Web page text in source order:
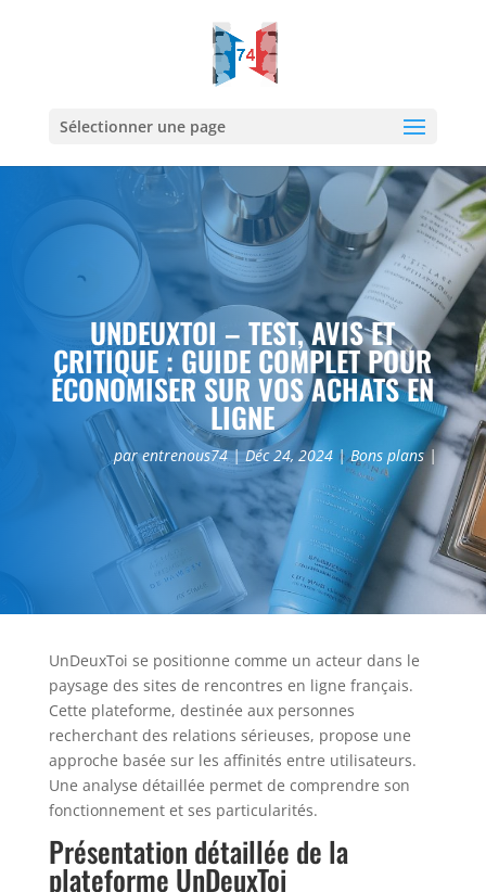
Sélectionner une page
UNDEUXTOI – TEST, AVIS ET
CRITIQUE : GUIDE COMPLET POUR
ÉCONOMISER SUR VOS ACHATS EN
LIGNE
parentrenous74 Déc 24, 2024 Bons plans
UnDeuxToi se positionne comme un acteur dans le
paysage des sites de rencontres en ligne français.
Cette plateforme, destinée aux personnes
recherchant des relations sérieuses, propose une
approche basée sur les affinités entre utilisateurs.
Une analyse détaillée permet de comprendre son
fonctionnement et ses particularités.
Présentation détaillée de la
plateforme UnDeuxToi